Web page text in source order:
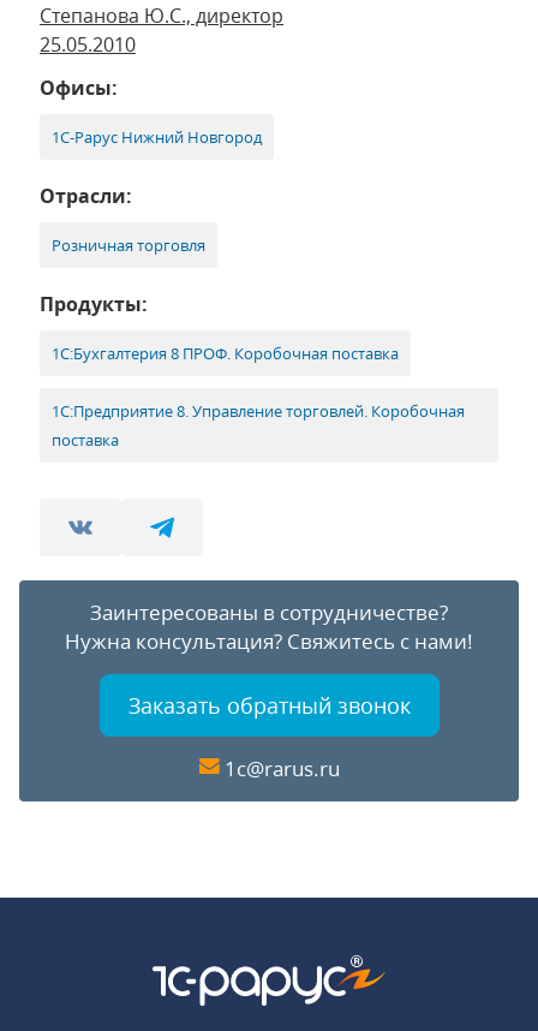
Степанова Ю.С., директор
25.05.2010
Офисы:
1С-Рарус Нижний Новгород
Отрасли:
Розничная торговля
Продукты:
1С:Бухгалтерия 8 ПРОФ. Коробочная поставка
1С:Предприятие 8. Управление торговлей. Коробочная
поставка
Заинтересованы в сотрудничестве?
Нужна консультация? Свяжитесь с нами!
Заказать обратный звонок
1c@rarus.ru